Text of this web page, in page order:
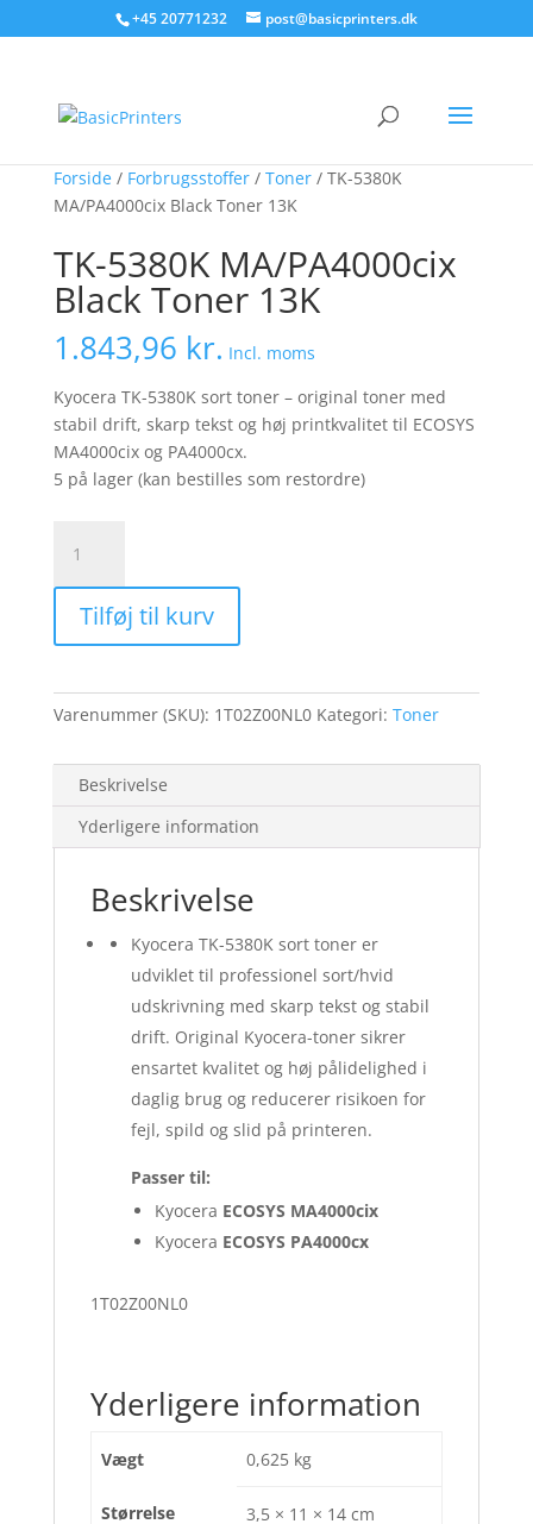
+45 20771232 post@basicprinters.dk
Forside/ Forbrugsstoffer/ Toner/ TK-5380K
MA/PA4000cix Black Toner 13K
TK-5380K MA/PA4000cix
Black Toner 13K
1.843,96 kr. Incl. moms
Kyocera TK-5380K sort toner – original toner med
stabil drift, skarp tekst og høj printkvalitet til ECOSYS
MA4000cix og PA4000cx.
5 på lager (kan bestilles som restordre)
5380K
MA/PA4000cix
Black
Toner
antal
Tilføj til kurv
Varenummer (SKU): 1T02Z00NL0 Kategori: Toner
Beskrivelse
Yderligere information
Beskrivelse
Kyocera TK-5380K sort toner er
udviklet til professionel sort/hvid
udskrivning med skarp tekst og stabil
drift. Original Kyocera-toner sikrer
ensartet kvalitet og høj pålidelighed i
daglig brug og reducerer risikoen for
fejl, spild og slid på printeren.
Passer til:
Kyocera ECOSYS MA4000cix
Kyocera ECOSYS PA4000cx
1T02Z00NL0
Yderligere information
Vægt 0,625 kg
Størrelse 3,5 × 11 × 14 cm